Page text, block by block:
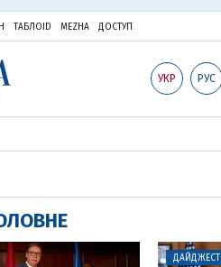
ТАБЛОID MEZHA ДОСТУП
УКР РУС
ДАЙДЖЕСТ